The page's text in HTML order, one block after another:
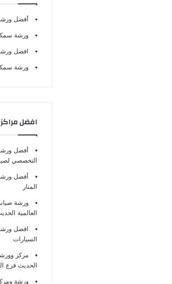
أفضل
ورشة
افضل
ورشة
افضل
أفضل
التخصصي
أفضل
المنار
ورشة
العالمية
افضل
السيارات
مركز
الحديث فرع
ورشة